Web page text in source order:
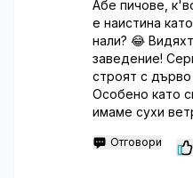
Абе пичове,
е наистина
нали? 😂
заведение!
строят с
Особено като
имаме сухи
Отговори